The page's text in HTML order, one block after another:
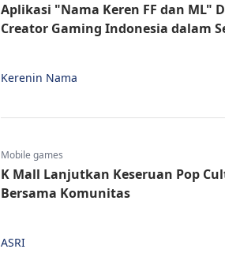
Aplikasi "Nama Keren FF dan ML"
Creator Gaming Indonesia dalam
Kerenin Nama
Mobile games
K Mall Lanjutkan Keseruan Pop
Bersama Komunitas
ASRI